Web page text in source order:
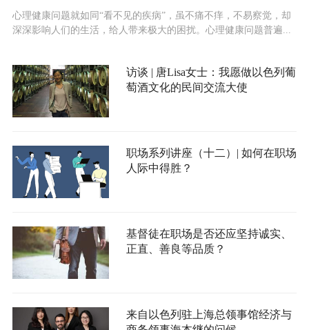
心理健康问题就如同“看不见的疾病”，虽不痛不痒，不易察觉，却
深深影响人们的生活，给人带来极大的困扰。心理健康问题普遍...
访谈 | 唐Lisa女士：我愿做以色列葡
萄酒文化的民间交流大使
职场系列讲座（十二）| 如何在职场
人际中得胜？
基督徒在职场是否还应坚持诚实、
正直、善良等品质？
来自以色列驻上海总领事馆经济与